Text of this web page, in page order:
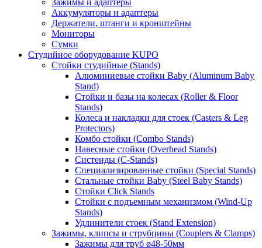
Зажимы и адаптеры
Аккумуляторы и адаптеры
Держатели, штанги и кронштейны
Мониторы
Сумки
Студийное оборудование KUPO
Стойки студийные (Stands)
Алюминиевые стойки Baby (Aluminum Baby
Stand)
Стойки и базы на колесах (Roller & Floor
Stands)
Колеса и накладки для стоек (Casters & Leg
Protectors)
Комбо стойки (Combo Stands)
Навесные стойки (Overhead Stands)
Систенды (C-Stands)
Специализированные стойки (Special Stands)
Стальные стойки Baby (Steel Baby Stands)
Стойки Click Stands
Стойки с подъемным механизмом (Wind-Up
Stands)
Удлинители стоек (Stand Extension)
Зажимы, клипсы и струбцины (Couplers & Clamps)
Зажимы для труб ø48-50мм